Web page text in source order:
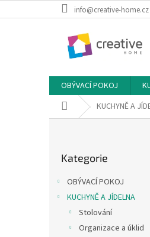
na
info@creative-home.cz
OBÝVACÍ POKOJ
Domů KUCHYNĚ A
kategorie
Kategorie
OBÝVACÍ POKOJ
KUCHYNĚ A JÍDELNA
Stolování
Organizace a úklid